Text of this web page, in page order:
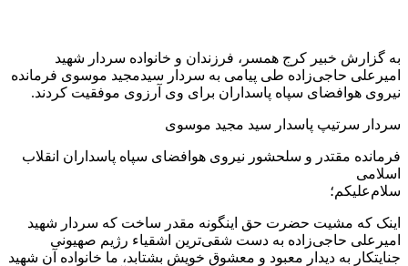
به گزارش خبیر کرج همسر، فرزندان و خانواده سردار شهید
امیرعلی حاجی‌زاده طی پیامی به سردار سیدمجید موسوی فرمانده
نیروی هوافضای سپاه پاسداران برای وی آرزوی موفقیت کردند.
سردار سرتیپ پاسدار سید مجید موسوی
فرمانده مقتدر و سلحشور نیروی هوافضای سپاه پاسداران انقلاب
اسلامی
سلام‌علیکم؛
اینک که مشیت حضرت حق اینگونه مقدر ساخت که سردار شهید
امیرعلی حاجی‌زاده به دست شقی‌ترین اشقیاء رژیم صهیونی
جنایتکار به دیدار معبود و معشوق خویش بشتابد، ما خانواده آن شهید